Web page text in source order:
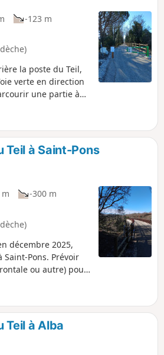
-123 m
la poste du Teil,
verte en direction
une partie à
Teil à Saint-Pons
m
-300 m
décembre 2025,
Pons. Prévoir
ou autre) pour
Voie verte doit être
La randonné est
de sa longueur.
Teil à Alba